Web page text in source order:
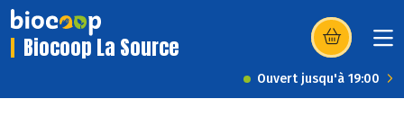
Biocoop La Source (s’ouvre dans
Ouvert jusqu'à 19:00